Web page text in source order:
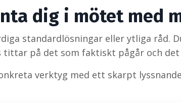
dig i mötet med
standardlösningar eller ytliga råd.
på det som faktiskt pågår och det
verktyg med ett skarpt